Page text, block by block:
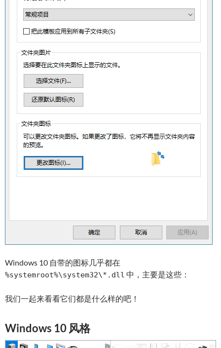
Windows 10 自带的图标几乎都在
%systemroot%\system32\*.dll 中，主要是这些：
我们一起来看看它们都是什么样的吧！
Windows 10 风格